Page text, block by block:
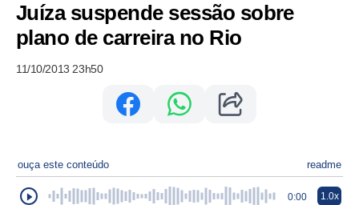
Juíza suspende sessão sobre
plano de carreira no Rio
11/10/2013 23h50
ouça este conteúdo readme
0:00 1.0x